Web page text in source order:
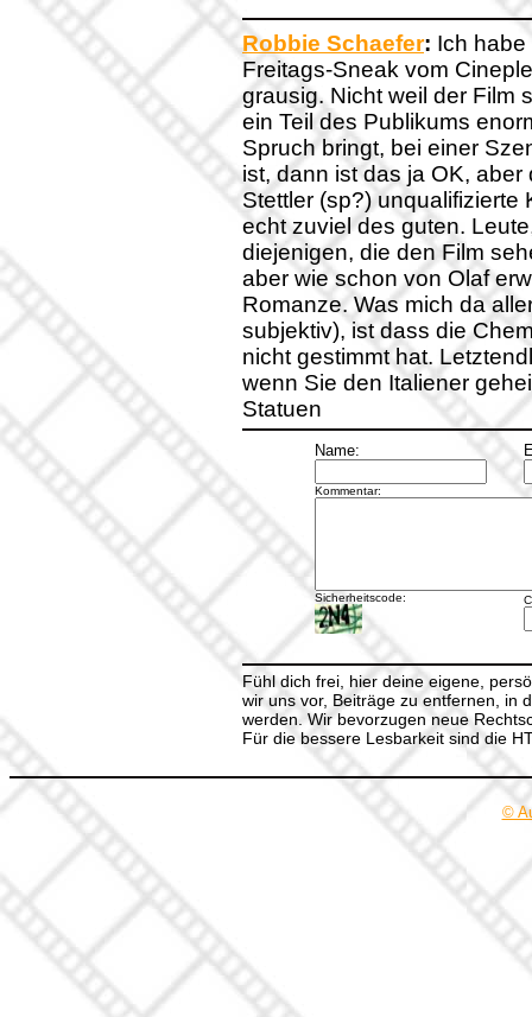
Robbie Schaefer: Ich habe
Freitags-Sneak vom
grausig. Nicht weil der Film
ein Teil des Publikums
Spruch bringt, bei einer
ist, dann ist das ja OK,
Stettler (sp?)
echt zuviel des guten.
diejenigen, die den Film
aber wie schon von Olaf
Romanze. Was mich da
subjektiv), ist dass die
nicht gestimmt hat.
wenn Sie den Italiener
Statuen
Name:
Kommentar:
Sicherheitscode:
Fühl dich frei, hier deine eigene,
wir uns vor, Beiträge zu entfernen, in
werden. Wir bevorzugen neue
Für die bessere Lesbarkeit sind die
©